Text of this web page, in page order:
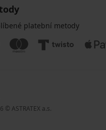
platební metody
© ASTRATEX a.s.